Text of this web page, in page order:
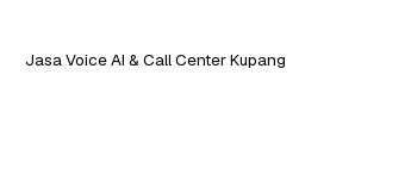
Jasa Voice AI & Call Center Kupang